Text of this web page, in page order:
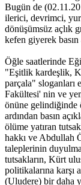
Bugün de
ilerici, devrimci,
dönüşümsüz açlık
kefen giyerek basın
Öğle saatlerinde
"Eşitlik kardeşlik,
parçala"
Fakültesi' nin ve
önüne gelindiğinde
ardından basın
ölüme yatıran
hakkı ve Abdullah
taleplerinin
tutsakların, Kürt
politikalarına karşı
(Uludere) bir daha